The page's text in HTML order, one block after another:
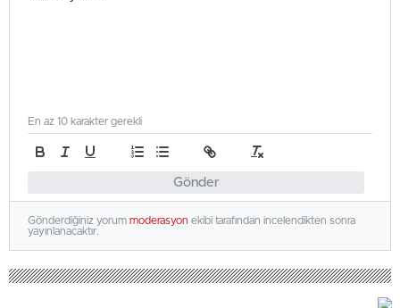
Gönder
En az 10 karakter gerekli
Gönderdiğiniz yorum moderasyon ekibi tarafından incelendikten sonra
yayınlanacaktır.